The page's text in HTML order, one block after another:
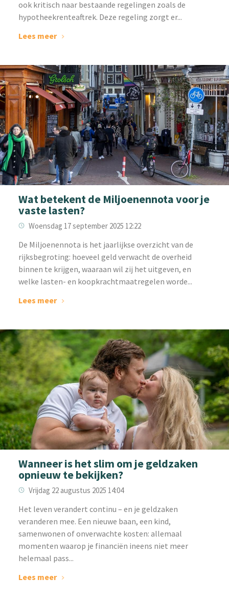
ook kritisch naar bestaande regelingen zoals de
hypotheekrenteaftrek. Deze regeling zorgt er...
Lees meer
Wat betekent de Miljoenennota voor je
vaste lasten?
Woensdag 17 september 2025 12:22
De Miljoenennota is het jaarlijkse overzicht van de
rijksbegroting: hoeveel geld verwacht de overheid
binnen te krijgen, waaraan wil zij het uitgeven, en
welke lasten- en koopkrachtmaatregelen worde...
Lees meer
Wanneer is het slim om je geldzaken
opnieuw te bekijken?
Vrijdag 22 augustus 2025 14:04
Het leven verandert continu – en je geldzaken
veranderen mee. Een nieuwe baan, een kind,
samenwonen of onverwachte kosten: allemaal
momenten waarop je financiën ineens niet meer
helemaal pass...
Lees meer